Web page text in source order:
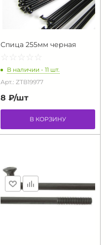
Спица 255мм черная
☆ ☆ ☆ ☆ ☆
★ ★ ★ ★ ★
В наличии - 11 шт.
Арт.: ZTB19977
8 ₽/шт
В КОРЗИНУ